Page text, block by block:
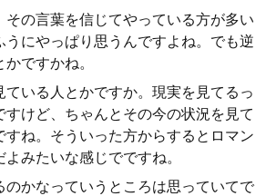
その言葉を信じてやっている方が多い
うにやっぱり思うんですよね。でも逆
ですかね。
ている人とかですか。現実を見てるっ
すけど、ちゃんとその今の状況を見て
すね。そういった方からするとロマン
みたいな感じでですね。
のかなっていうところは思っていてで